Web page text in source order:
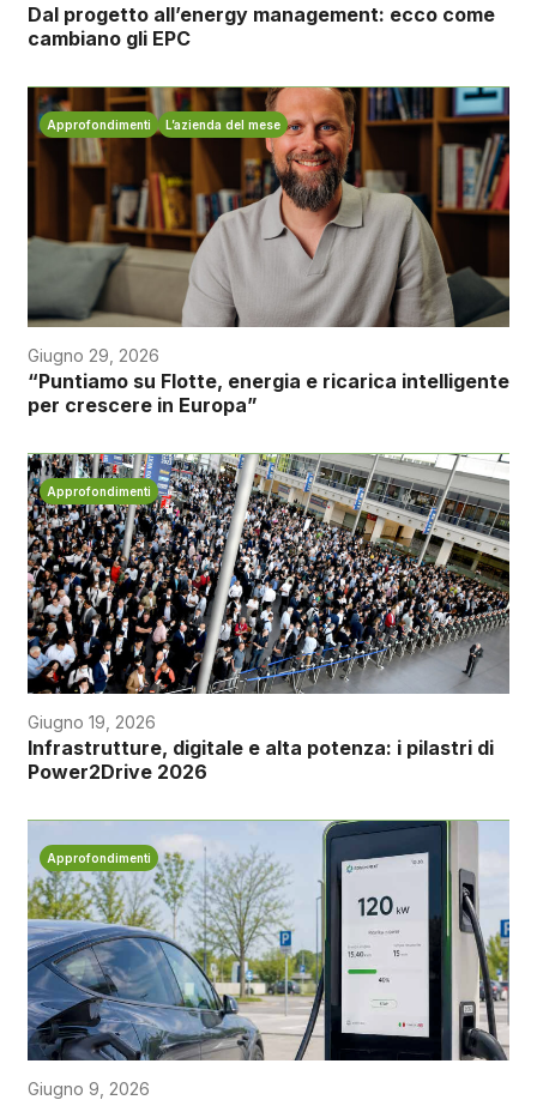
Dal progetto all’energy management: ecco come
cambiano gli EPC
Approfondimenti L’azienda del mese
Giugno 29, 2026
“Puntiamo su Flotte, energia e ricarica intelligente
per crescere in Europa”
Approfondimenti
Giugno 19, 2026
Infrastrutture, digitale e alta potenza: i pilastri di
Power2Drive 2026
Approfondimenti
Giugno 9, 2026